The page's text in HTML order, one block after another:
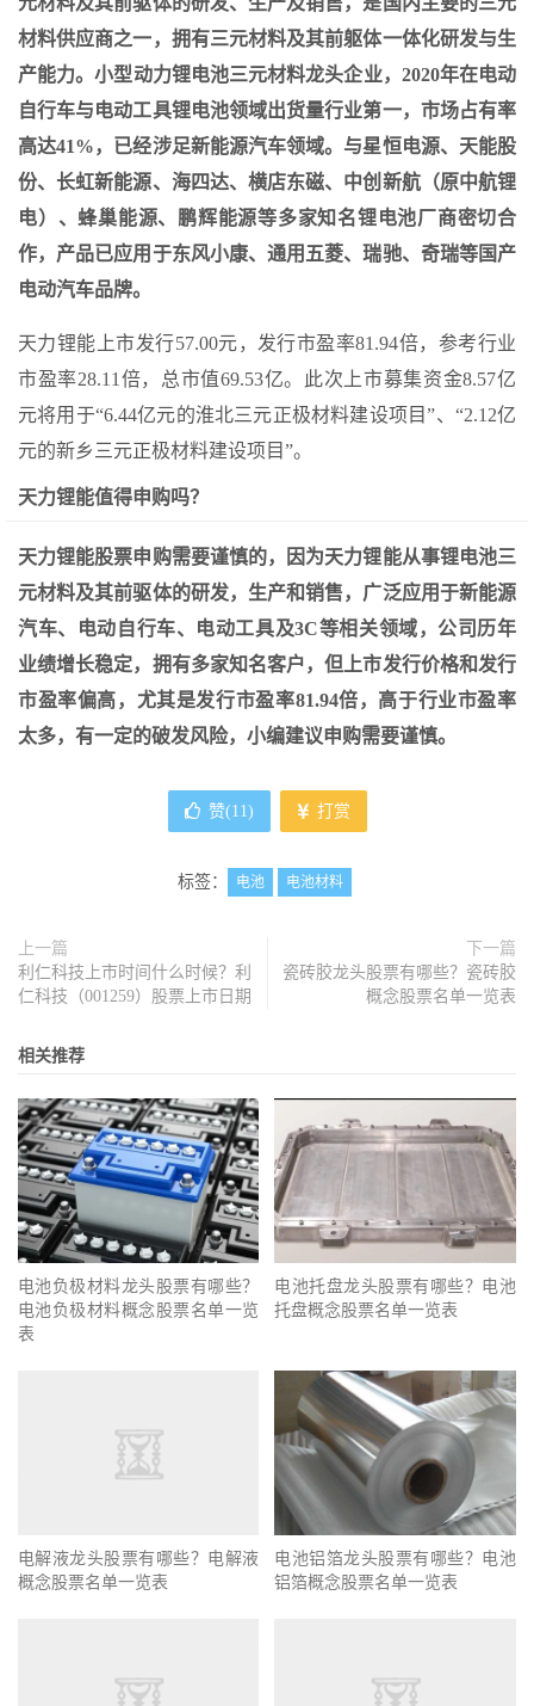
材料供应商之一，拥有三元材料及其前躯体一体化研发与生
产能力。小型动力锂电池三元材料龙头企业，2020年在电动
自行车与电动工具锂电池领域出货量行业第一，市场占有率
高达41%，已经涉足新能源汽车领域。与星恒电源、天能股
份、长虹新能源、海四达、横店东磁、中创新航（原中航锂
电）、蜂巢能源、鹏辉能源等多家知名锂电池厂商密切合
作，产品已应用于东风小康、通用五菱、瑞驰、奇瑞等国产
电动汽车品牌。
天力锂能上市发行57.00元，发行市盈率81.94倍，参考行业
市盈率28.11倍，总市值69.53亿。此次上市募集资金8.57亿
元将用于“6.44亿元的淮北三元正极材料建设项目”、“2.12亿
元的新乡三元正极材料建设项目”。
天力锂能值得申购吗？
天力锂能股票申购需要谨慎的，因为天力锂能从事锂电池三
元材料及其前驱体的研发，生产和销售，广泛应用于新能源
汽车、电动自行车、电动工具及3C等相关领域，公司历年
业绩增长稳定，拥有多家知名客户，但上市发行价格和发行
市盈率偏高，尤其是发行市盈率81.94倍，高于行业市盈率
太多，有一定的破发风险，小编建议申购需要谨慎。
赞(11) 打赏
标签： 电池 电池材料
上一篇
利仁科技上市时间什么时候？利
仁科技（001259）股票上市日期
下一篇
瓷砖胶龙头股票有哪些？瓷砖胶
概念股票名单一览表
相关推荐
电池负极材料龙头股票有哪些？
电池负极材料概念股票名单一览
表
电池托盘龙头股票有哪些？电池
托盘概念股票名单一览表
电解液龙头股票有哪些？电解液
概念股票名单一览表
电池铝箔龙头股票有哪些？电池
铝箔概念股票名单一览表